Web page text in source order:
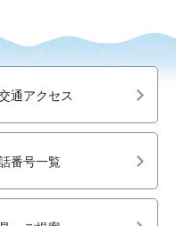
通アクセス
番号一覧